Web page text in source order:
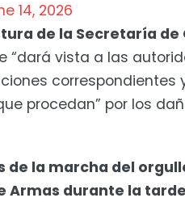
14, 2026
de la Secretaría de
“dará vista a las
correspondientes
procedan” por los
de la marcha del
Armas durante la